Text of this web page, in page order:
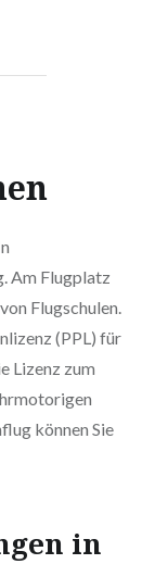
Am Flugplatz
Flugschulen.
(PPL) für
Lizenz zum
können Sie
in